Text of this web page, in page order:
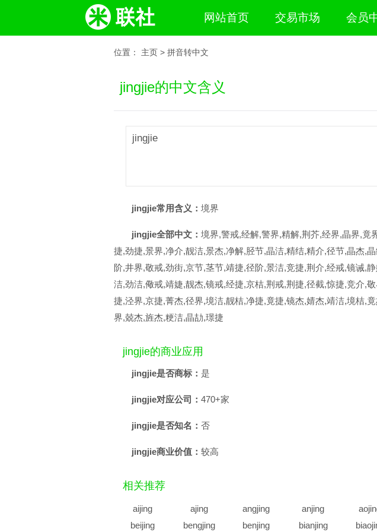
网站首页 交易市场 会员
位置： 主页 > 拼音转中文
jingjie的中文含义
jingjie
jingjie常用含义： 境界
jingjie全部中文： 境界,警戒,经解,警界,精解,荆芥,经界,晶界,竟
捷,劲捷,景界,净介,靓洁,景杰,净解,胫节,晶洁,精结,精介,径节,晶杰,
阶,井界,敬戒,劲街,京节,茎节,靖捷,径阶,景洁,竞捷,荆介,经戒,镜诫,
洁,劲洁,儆戒,靖婕,靓杰,镜戒,经捷,京桔,荆戒,荆捷,径截,惊捷,竞介,
捷,泾界,京捷,菁杰,径界,境洁,靓桔,净捷,竟捷,镜杰,婧杰,靖洁,境桔,
界,兢杰,旌杰,粳洁,晶劼,璟捷
jingjie的商业应用
jingjie是否商标： 是
jingjie对应公司： 470+家
jingjie是否知名： 否
jingjie商业价值： 较高
相关推荐
aijing ajing angjing anjing
beijing
bengjing benjing bianjing